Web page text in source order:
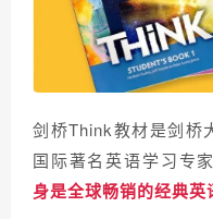
剑桥Think教材是剑桥
国际著名英语学习专
身是全球畅销的经典